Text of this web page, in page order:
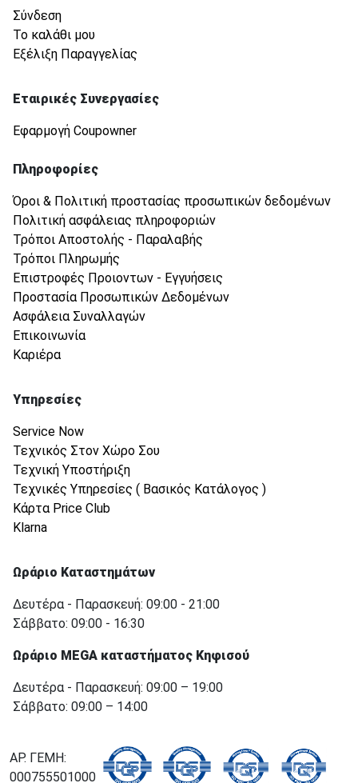
Σύνδεση
Το καλάθι μου
Εξέλιξη Παραγγελίας
Εταιρικές Συνεργασίες
Εφαρμογή Coupowner
Πληροφορίες
Όροι & Πολιτική προστασίας προσωπικών δεδομένων
Πολιτική ασφάλειας πληροφοριών
Τρόποι Αποστολής - Παραλαβής
Τρόποι Πληρωμής
Επιστροφές Προιοντων - Εγγυήσεις
Προστασία Προσωπικών Δεδομένων
Ασφάλεια Συναλλαγών
Επικοινωνία
Καριέρα
Υπηρεσίες
Service Now
Τεχνικός Στον Χώρο Σου
Τεχνική Υποστήριξη
Τεχνικές Υπηρεσίες ( Βασικός Κατάλογος )
Κάρτα Price Club
Klarna
Ωράριο Καταστημάτων
Δευτέρα - Παρασκευή: 09:00 - 21:00
Σάββατο: 09:00 - 16:30
Ωράριο MEGA καταστήματος Κηφισού
Δευτέρα - Παρασκευή: 09:00 – 19:00
Σάββατο: 09:00 – 14:00
ΑΡ. ΓΕΜΗ:
000755501000